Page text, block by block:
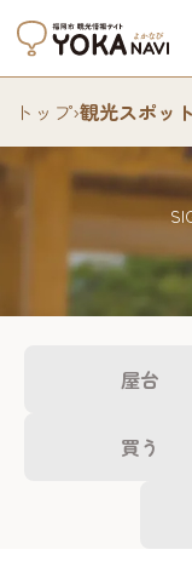
トップ›観光スポット
屋台
買う